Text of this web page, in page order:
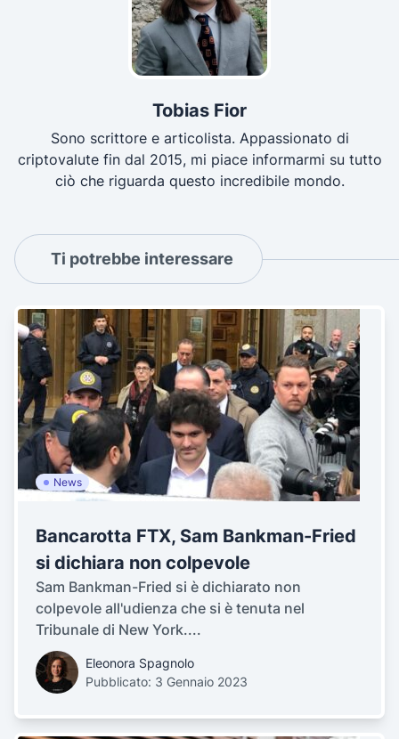
Tobias Fior
Sono scrittore e articolista. Appassionato di
criptovalute fin dal 2015, mi piace informarmi su tutto
ciò che riguarda questo incredibile mondo.
Ti potrebbe interessare
News
Bancarotta FTX, Sam Bankman-Fried
si dichiara non colpevole
Sam Bankman-Fried si è dichiarato non
colpevole all'udienza che si è tenuta nel
Tribunale di New York....
Eleonora Spagnolo
Pubblicato: 3 Gennaio 2023